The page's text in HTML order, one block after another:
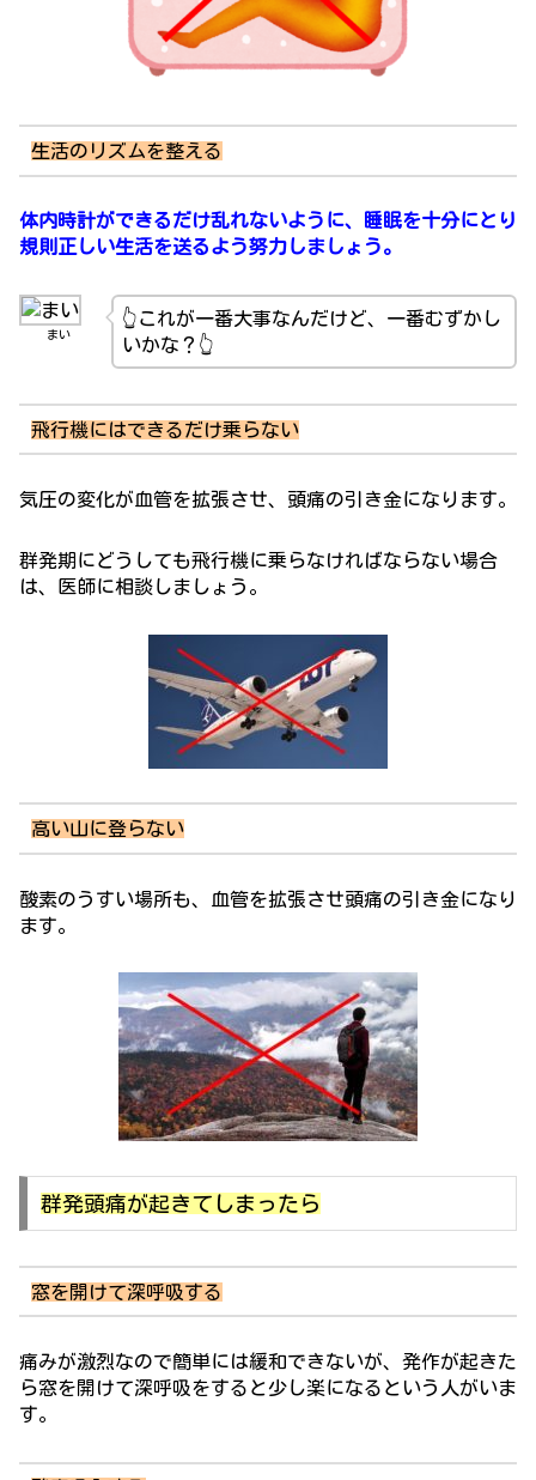
生活のリズムを整える
体内時計ができるだけ乱れないように、睡眠を十分にとり
規則正しい生活を送るよう努力しましょう。
まい
👆これが一番大事なんだけど、一番むずかし
いかな？👆
飛行機にはできるだけ乗らない
気圧の変化が血管を拡張させ、頭痛の引き金になります。
群発期にどうしても飛行機に乗らなければならない場合
は、医師に相談しましょう。
高い山に登らない
酸素のうすい場所も、血管を拡張させ頭痛の引き金になり
ます。
群発頭痛が起きてしまったら
窓を開けて深呼吸する
痛みが激烈なので簡単には緩和できないが、発作が起きた
ら窓を開けて深呼吸をすると少し楽になるという人がいま
す。